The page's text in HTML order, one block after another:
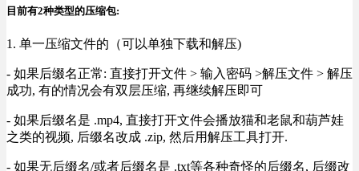
目前有2种类型的压缩包:
1. 单一压缩文件的（可以单独下载和解压)
- 如果后缀名正常: 直接打开文件 > 输入密码 >解压文件 > 解压
成功, 有的情况会有双层压缩, 再继续解压即可
- 如果后缀名是 .mp4, 直接打开文件会播放猫和老鼠和葫芦娃
之类的视频, 后缀名改成 .zip, 然后用解压工具打开.
- 如果无后缀名/或者后缀名是 .txt等各种奇怪的后缀名, 后缀改